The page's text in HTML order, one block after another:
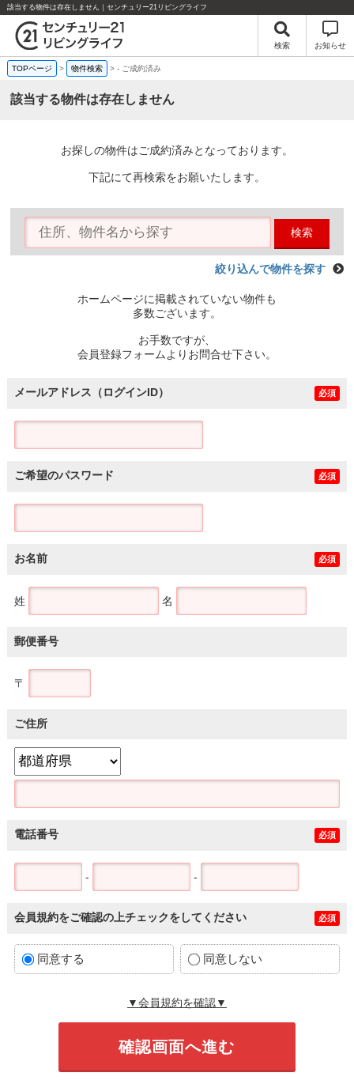
該当する物件は存在しません｜センチュリー21リビングライフ
検索 お知らせ
TOPページ > 物件検索 >- ご成約済み
該当する物件は存在しません
お探しの物件はご成約済みとなっております。
下記にて再検索をお願いたします。
検索
絞り込んで物件を探す
ホームページに掲載されていない物件も
多数ございます。
お手数ですが、
会員登録フォームよりお問合せ下さい。
メールアドレス（ログインID） 必須
ご希望のパスワード 必須
お名前 必須
姓 名
郵便番号
〒
ご住所
電話番号 必須
- -
会員規約をご確認の上チェックをしてください 必須
同意する 同意しない
▼会員規約を確認▼